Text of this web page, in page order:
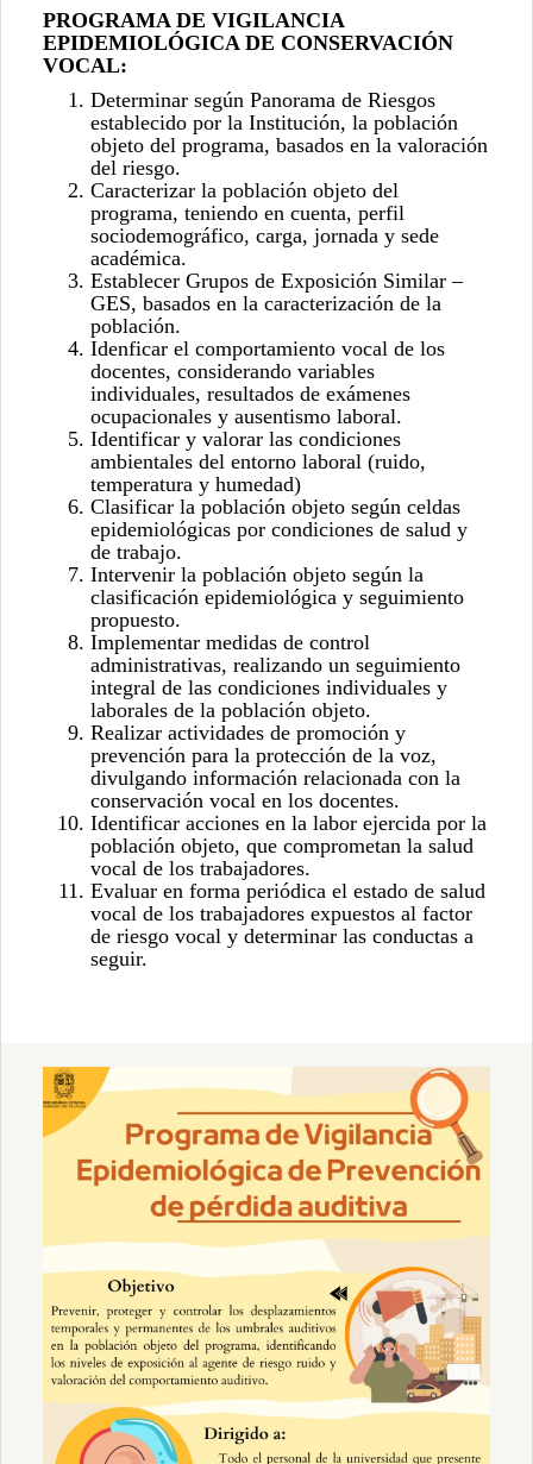
PROGRAMA DE VIGILANCIA
EPIDEMIOLÓGICA DE CONSERVACIÓN
VOCAL:
Determinar según Panorama de Riesgos
establecido por la Institución, la población
objeto del programa, basados en la valoración
del riesgo.
Caracterizar la población objeto del
programa, teniendo en cuenta, perfil
sociodemográfico, carga, jornada y sede
académica.
Establecer Grupos de Exposición Similar –
GES, basados en la caracterización de la
población.
Idenficar el comportamiento vocal de los
docentes, considerando variables
individuales, resultados de exámenes
ocupacionales y ausentismo laboral.
Identificar y valorar las condiciones
ambientales del entorno laboral (ruido,
temperatura y humedad)
Clasificar la población objeto según celdas
epidemiológicas por condiciones de salud y
de trabajo.
Intervenir la población objeto según la
clasificación epidemiológica y seguimiento
propuesto.
Implementar medidas de control
administrativas, realizando un seguimiento
integral de las condiciones individuales y
laborales de la población objeto.
Realizar actividades de promoción y
prevención para la protección de la voz,
divulgando información relacionada con la
conservación vocal en los docentes.
Identificar acciones en la labor ejercida por la
población objeto, que comprometan la salud
vocal de los trabajadores.
Evaluar en forma periódica el estado de salud
vocal de los trabajadores expuestos al factor
de riesgo vocal y determinar las conductas a
seguir.